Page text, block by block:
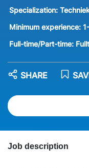
Specialization:
Minimum experience:
Full-time/Part-time:
SHARE
Job description